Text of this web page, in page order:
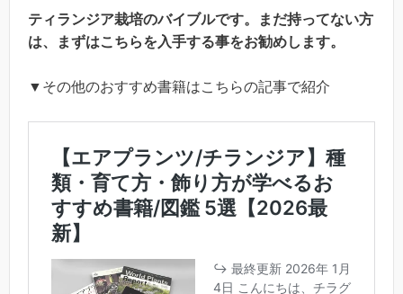
ティランジア栽培のバイブルです。まだ持ってない方
は、まずはこちらを入手する事をお勧めします。
▼その他のおすすめ書籍はこちらの記事で紹介